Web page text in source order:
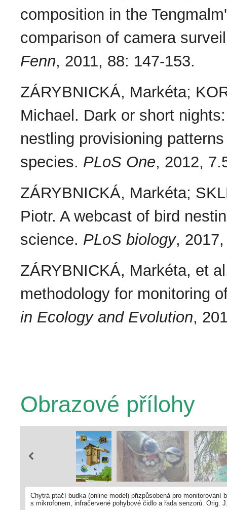
composition in the
comparison of camera
Fenn, 2011, 88: 147-153.
ZÁRYBNICKÁ, Markéta;
Michael. Dark or short
nestling provisioning
species. PLoS One, 2012,
ZÁRYBNICKÁ, Markéta;
Piotr. A webcast of bird
science. PLoS biology,
ZÁRYBNICKÁ, Markéta, et
methodology for monitoring
in Ecology and Evolution,
Obrazové přílohy
Chytrá ptačí budka (online model) přizpůsobená pro
s mikrofonem, infračervené pohybové čidlo a řada senzorů. Orig.